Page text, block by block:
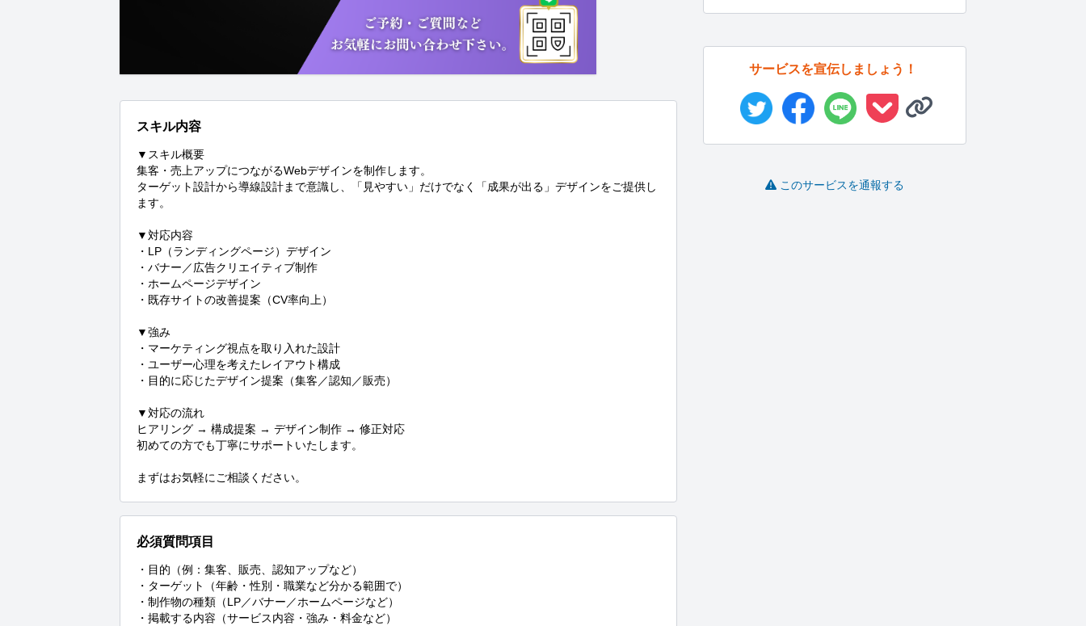
スキル内容
▼スキル概要
集客・売上アップにつながるWebデザインを制作します。
ターゲット設計から導線設計まで意識し、「見やすい」だけでなく「成果が出る」デザインをご提供し
ます。
▼対応内容
・LP（ランディングページ）デザイン
・バナー／広告クリエイティブ制作
・ホームページデザイン
・既存サイトの改善提案（CV率向上）
▼強み
・マーケティング視点を取り入れた設計
・ユーザー心理を考えたレイアウト構成
・目的に応じたデザイン提案（集客／認知／販売）
▼対応の流れ
ヒアリング → 構成提案 → デザイン制作 → 修正対応
初めての方でも丁寧にサポートいたします。
まずはお気軽にご相談ください。
必須質問項目
・目的（例：集客、販売、認知アップなど）
・ターゲット（年齢・性別・職業など分かる範囲で）
・制作物の種類（LP／バナー／ホームページなど）
・掲載する内容（サービス内容・強み・料金など）
サービスを宣伝しましょう！
このサービスを通報する